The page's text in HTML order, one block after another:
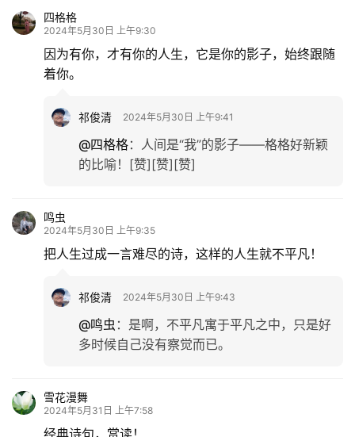
四格格
2024年5月30日 上午9:30
因为有你，才有你的人生，它是你的影子，始终跟随
着你。
祁俊清 2024年5月30日 上午9:41
@四格格： 人间是“我”的影子——格格好新颖
的比喻！[赞][赞][赞]
鸣虫
2024年5月30日 上午9:35
把人生过成一言难尽的诗，这样的人生就不平凡！
祁俊清 2024年5月30日 上午9:43
@鸣虫 ： 是啊，不平凡寓于平凡之中，只是好
多时候自己没有察觉而已。
雪花漫舞
2024年5月31日 上午7:58